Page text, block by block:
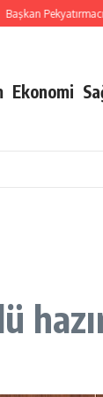
Ekonomi